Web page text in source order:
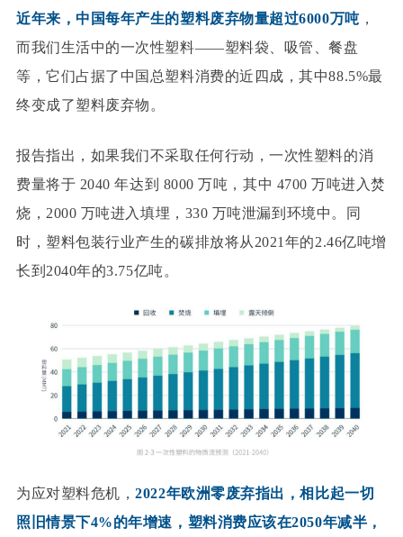
近年来，中国每年产生的塑料废弃物量超过6000万吨 ，
而我们生活中的一次性塑料——塑料袋、吸管、餐盘
等，它们占据了中国总塑料消费的近四成，其中88.5%最
终变成了塑料废弃物。
报告指出，如果我们不采取任何行动，一次性塑料的消
费量将于 2040 年达到 8000 万吨，其中 4700 万吨进入焚
烧，2000 万吨进入填埋，330 万吨泄漏到环境中。同
时，塑料包装行业产生的碳排放将从2021年的2.46亿吨增
长到2040年的3.75亿吨。
为应对塑料危机，2022年欧洲零废弃指出，相比起一切
照旧情景下4%的年增速，塑料消费应该在2050年减半，